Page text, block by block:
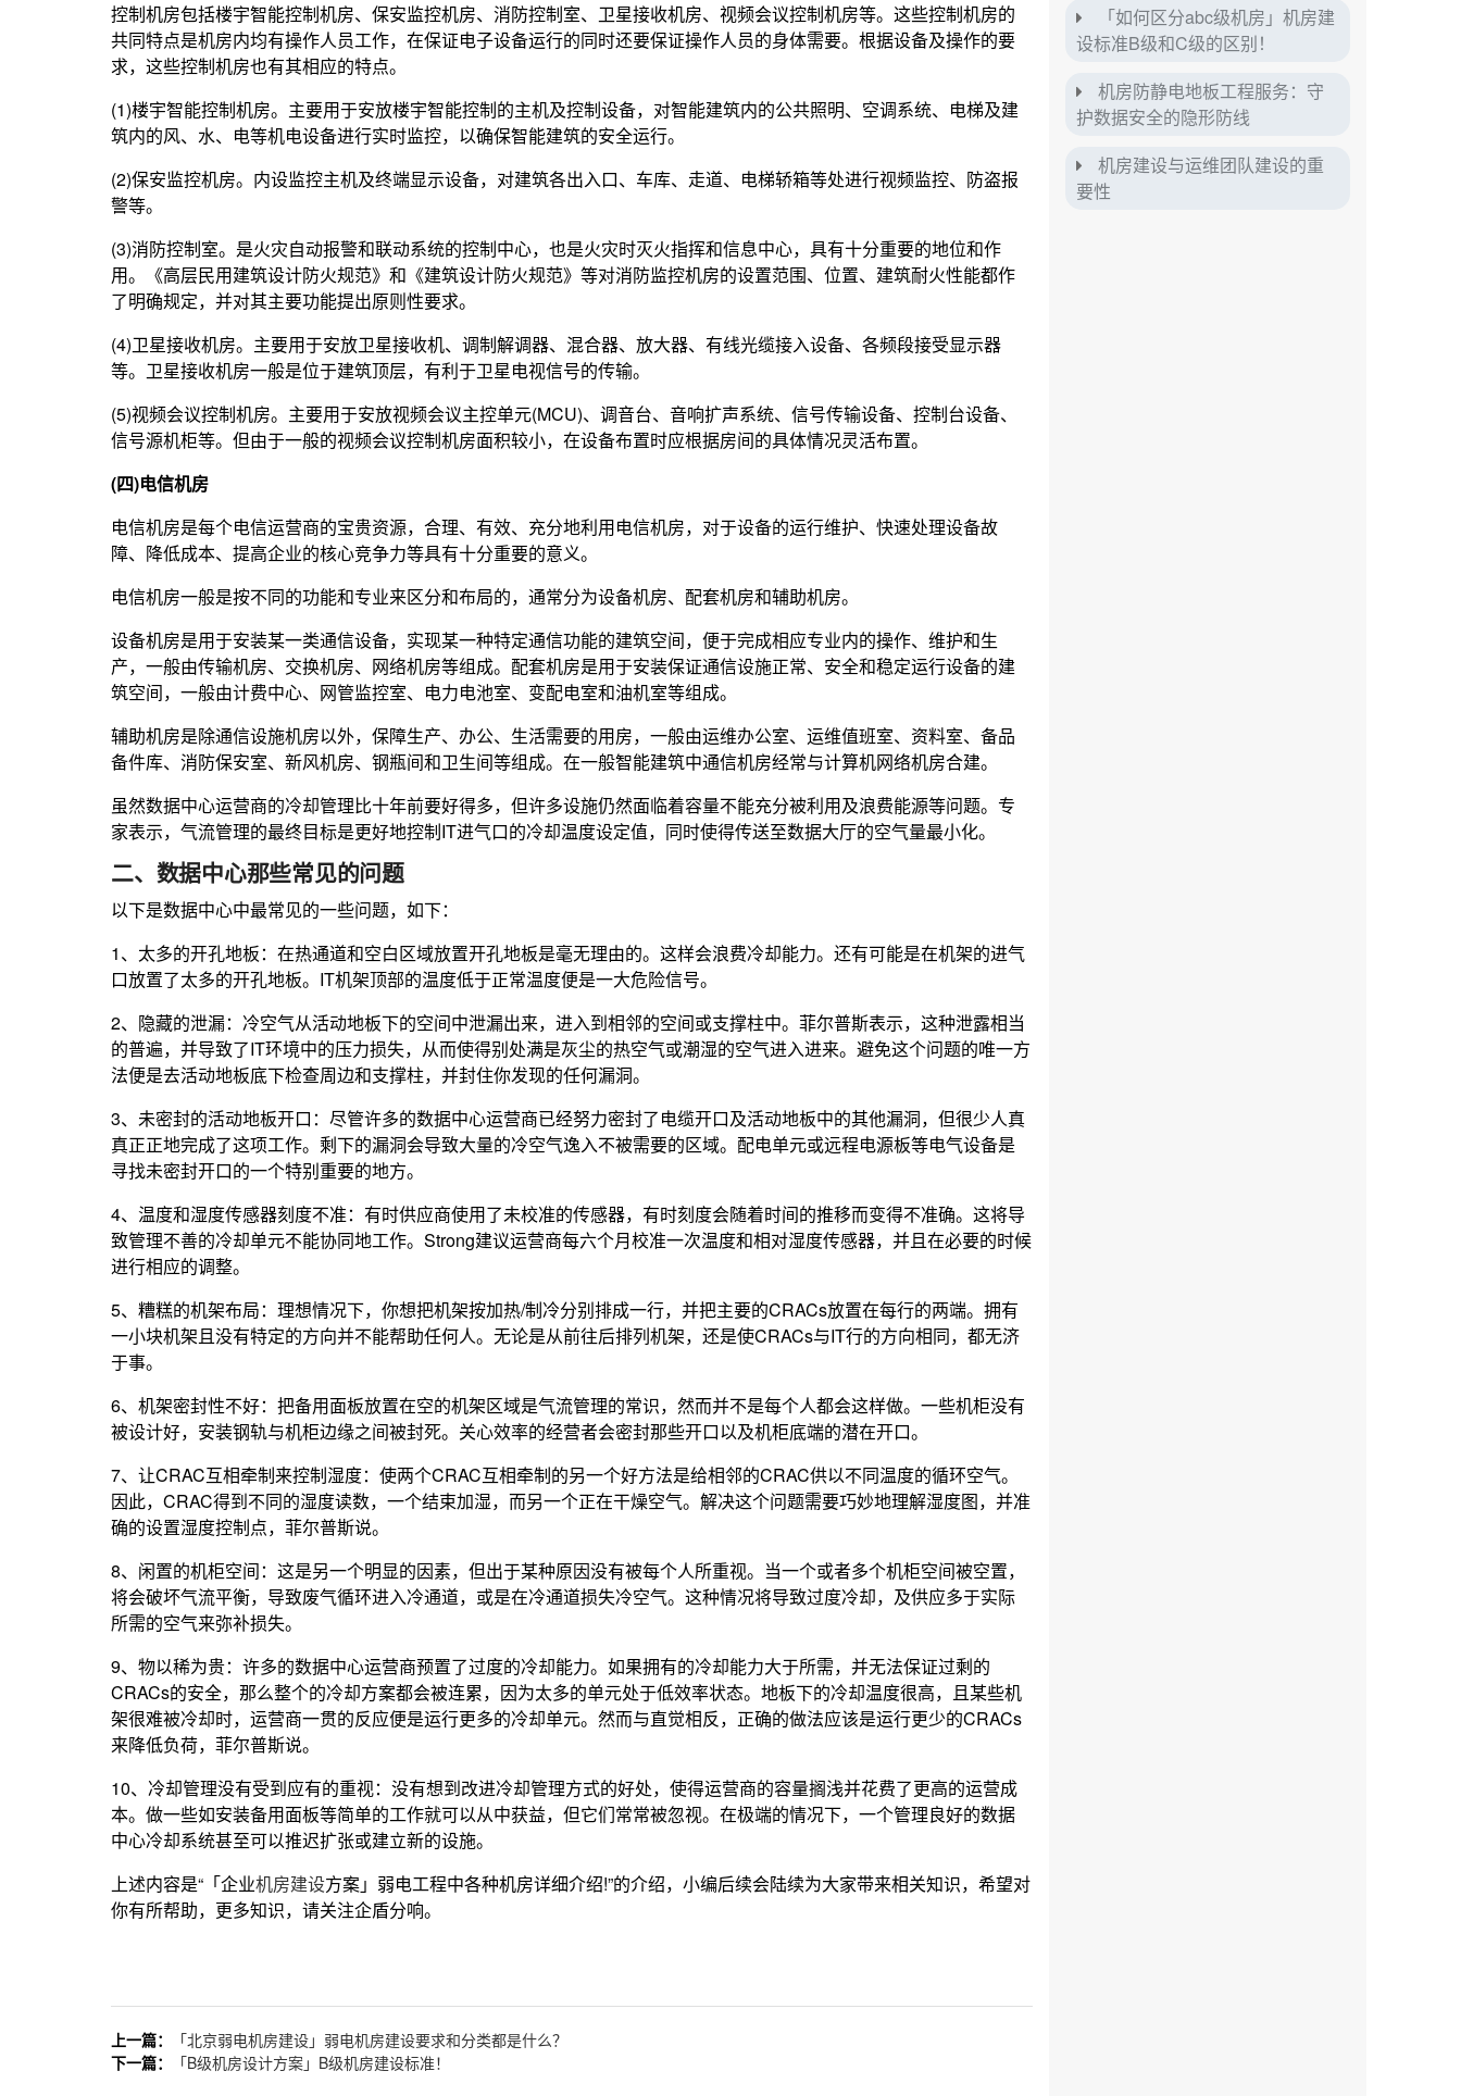
控制机房包括楼宇智能控制机房、保安监控机房、消防控制室、卫星接收机房、视频会议控制机房等。这些控制机房的
共同特点是机房内均有操作人员工作，在保证电子设备运行的同时还要保证操作人员的身体需要。根据设备及操作的要
求，这些控制机房也有其相应的特点。
(1)楼宇智能控制机房。主要用于安放楼宇智能控制的主机及控制设备，对智能建筑内的公共照明、空调系统、电梯及建
筑内的风、水、电等机电设备进行实时监控，以确保智能建筑的安全运行。
(2)保安监控机房。内设监控主机及终端显示设备，对建筑各出入口、车库、走道、电梯轿箱等处进行视频监控、防盗报
警等。
(3)消防控制室。是火灾自动报警和联动系统的控制中心，也是火灾时灭火指挥和信息中心，具有十分重要的地位和作
用。《高层民用建筑设计防火规范》和《建筑设计防火规范》等对消防监控机房的设置范围、位置、建筑耐火性能都作
了明确规定，并对其主要功能提出原则性要求。
(4)卫星接收机房。主要用于安放卫星接收机、调制解调器、混合器、放大器、有线光缆接入设备、各频段接受显示器
等。卫星接收机房一般是位于建筑顶层，有利于卫星电视信号的传输。
(5)视频会议控制机房。主要用于安放视频会议主控单元(MCU)、调音台、音响扩声系统、信号传输设备、控制台设备、
信号源机柜等。但由于一般的视频会议控制机房面积较小，在设备布置时应根据房间的具体情况灵活布置。
(四)电信机房
电信机房是每个电信运营商的宝贵资源，合理、有效、充分地利用电信机房，对于设备的运行维护、快速处理设备故
障、降低成本、提高企业的核心竞争力等具有十分重要的意义。
电信机房一般是按不同的功能和专业来区分和布局的，通常分为设备机房、配套机房和辅助机房。
设备机房是用于安装某一类通信设备，实现某一种特定通信功能的建筑空间，便于完成相应专业内的操作、维护和生
产，一般由传输机房、交换机房、网络机房等组成。配套机房是用于安装保证通信设施正常、安全和稳定运行设备的建
筑空间，一般由计费中心、网管监控室、电力电池室、变配电室和油机室等组成。
辅助机房是除通信设施机房以外，保障生产、办公、生活需要的用房，一般由运维办公室、运维值班室、资料室、备品
备件库、消防保安室、新风机房、钢瓶间和卫生间等组成。在一般智能建筑中通信机房经常与计算机网络机房合建。
虽然数据中心运营商的冷却管理比十年前要好得多，但许多设施仍然面临着容量不能充分被利用及浪费能源等问题。专
家表示，气流管理的最终目标是更好地控制IT进气口的冷却温度设定值，同时使得传送至数据大厅的空气量最小化。
二、数据中心那些常见的问题
以下是数据中心中最常见的一些问题，如下：
1、太多的开孔地板：在热通道和空白区域放置开孔地板是毫无理由的。这样会浪费冷却能力。还有可能是在机架的进气
口放置了太多的开孔地板。IT机架顶部的温度低于正常温度便是一大危险信号。
2、隐藏的泄漏：冷空气从活动地板下的空间中泄漏出来，进入到相邻的空间或支撑柱中。菲尔普斯表示，这种泄露相当
的普遍，并导致了IT环境中的压力损失，从而使得别处满是灰尘的热空气或潮湿的空气进入进来。避免这个问题的唯一方
法便是去活动地板底下检查周边和支撑柱，并封住你发现的任何漏洞。
3、未密封的活动地板开口：尽管许多的数据中心运营商已经努力密封了电缆开口及活动地板中的其他漏洞，但很少人真
真正正地完成了这项工作。剩下的漏洞会导致大量的冷空气逸入不被需要的区域。配电单元或远程电源板等电气设备是
寻找未密封开口的一个特别重要的地方。
4、温度和湿度传感器刻度不准：有时供应商使用了未校准的传感器，有时刻度会随着时间的推移而变得不准确。这将导
致管理不善的冷却单元不能协同地工作。Strong建议运营商每六个月校准一次温度和相对湿度传感器，并且在必要的时候
进行相应的调整。
5、糟糕的机架布局：理想情况下，你想把机架按加热/制冷分别排成一行，并把主要的CRACs放置在每行的两端。拥有
一小块机架且没有特定的方向并不能帮助任何人。无论是从前往后排列机架，还是使CRACs与IT行的方向相同，都无济
于事。
6、机架密封性不好：把备用面板放置在空的机架区域是气流管理的常识，然而并不是每个人都会这样做。一些机柜没有
被设计好，安装钢轨与机柜边缘之间被封死。关心效率的经营者会密封那些开口以及机柜底端的潜在开口。
7、让CRAC互相牵制来控制湿度：使两个CRAC互相牵制的另一个好方法是给相邻的CRAC供以不同温度的循环空气。
因此，CRAC得到不同的湿度读数，一个结束加湿，而另一个正在干燥空气。解决这个问题需要巧妙地理解湿度图，并准
确的设置湿度控制点，菲尔普斯说。
8、闲置的机柜空间：这是另一个明显的因素，但出于某种原因没有被每个人所重视。当一个或者多个机柜空间被空置，
将会破坏气流平衡，导致废气循环进入冷通道，或是在冷通道损失冷空气。这种情况将导致过度冷却，及供应多于实际
所需的空气来弥补损失。
9、物以稀为贵：许多的数据中心运营商预置了过度的冷却能力。如果拥有的冷却能力大于所需，并无法保证过剩的
CRACs的安全，那么整个的冷却方案都会被连累，因为太多的单元处于低效率状态。地板下的冷却温度很高，且某些机
架很难被冷却时，运营商一贯的反应便是运行更多的冷却单元。然而与直觉相反，正确的做法应该是运行更少的CRACs
来降低负荷，菲尔普斯说。
10、冷却管理没有受到应有的重视：没有想到改进冷却管理方式的好处，使得运营商的容量搁浅并花费了更高的运营成
本。做一些如安装备用面板等简单的工作就可以从中获益，但它们常常被忽视。在极端的情况下，一个管理良好的数据
中心冷却系统甚至可以推迟扩张或建立新的设施。
上述内容是“「企业机房建设方案」弱电工程中各种机房详细介绍!”的介绍，小编后续会陆续为大家带来相关知识，希望对
你有所帮助，更多知识，请关注企盾分响。
上一篇：
「北京弱电机房建设」弱电机房建设要求和分类都是什么？
下一篇：
「B级机房设计方案」B级机房建设标准！
「如何区分abc级机房」机房建
设标准B级和C级的区别！
机房防静电地板工程服务：守
护数据安全的隐形防线
机房建设与运维团队建设的重
要性